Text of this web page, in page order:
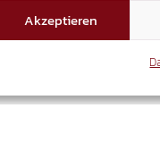
Akzeptieren